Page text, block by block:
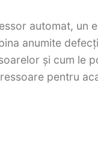
automat, un
anumite
și cum le
pentru